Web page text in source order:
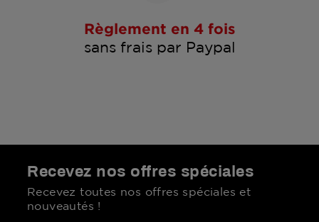
Règlement en 4 fois
sans frais par Paypal
Recevez nos offres spéciales
Recevez toutes nos offres spéciales et
nouveautés !